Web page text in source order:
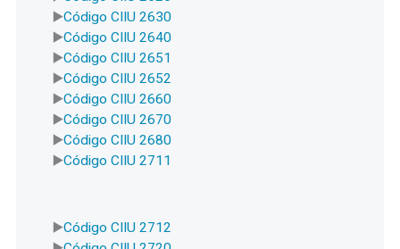
Código CIIU 2630
Código CIIU 2640
Código CIIU 2651
Código CIIU 2652
Código CIIU 2660
Código CIIU 2670
Código CIIU 2680
Código CIIU 2711
Código CIIU 2712